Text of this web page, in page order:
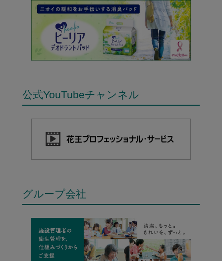
公式YouTubeチャンネル
グループ会社